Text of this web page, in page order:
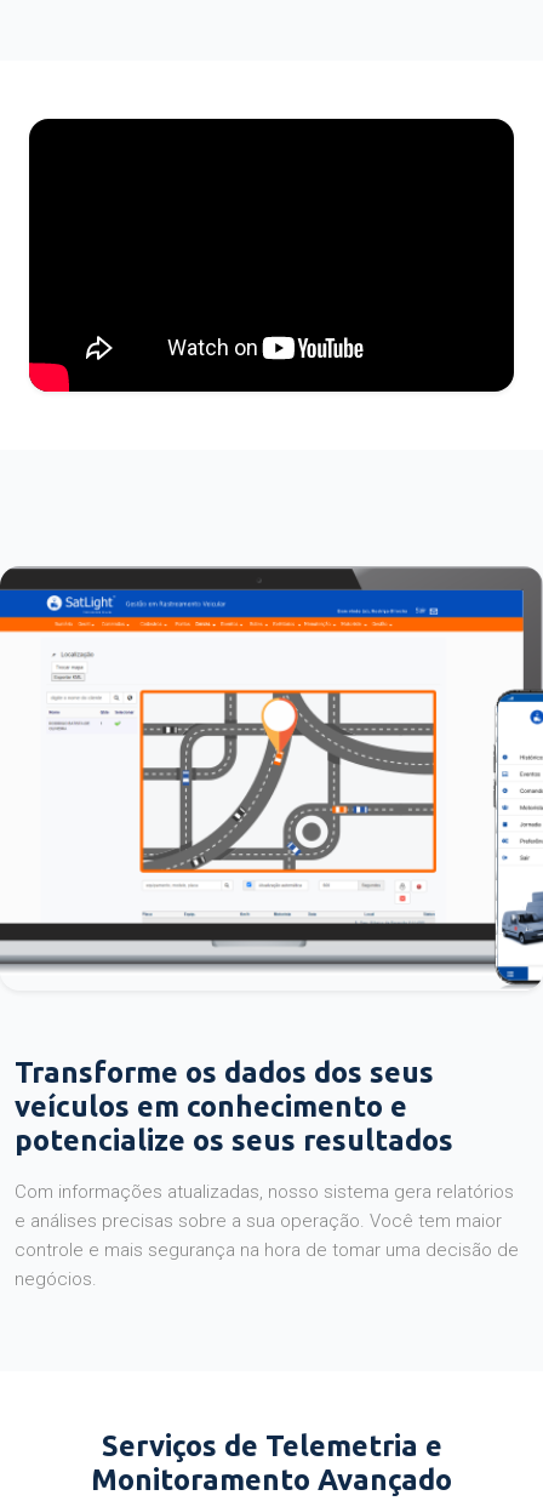
Transforme os dados dos seus
veículos em conhecimento e
potencialize os seus resultados
Com informações atualizadas, nosso sistema gera relatórios
e análises precisas sobre a sua operação. Você tem maior
controle e mais segurança na hora de tomar uma decisão de
negócios.
Serviços de Telemetria e
Monitoramento Avançado